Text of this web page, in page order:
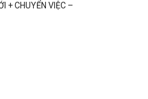
+ CHUYỂN VIỆC –